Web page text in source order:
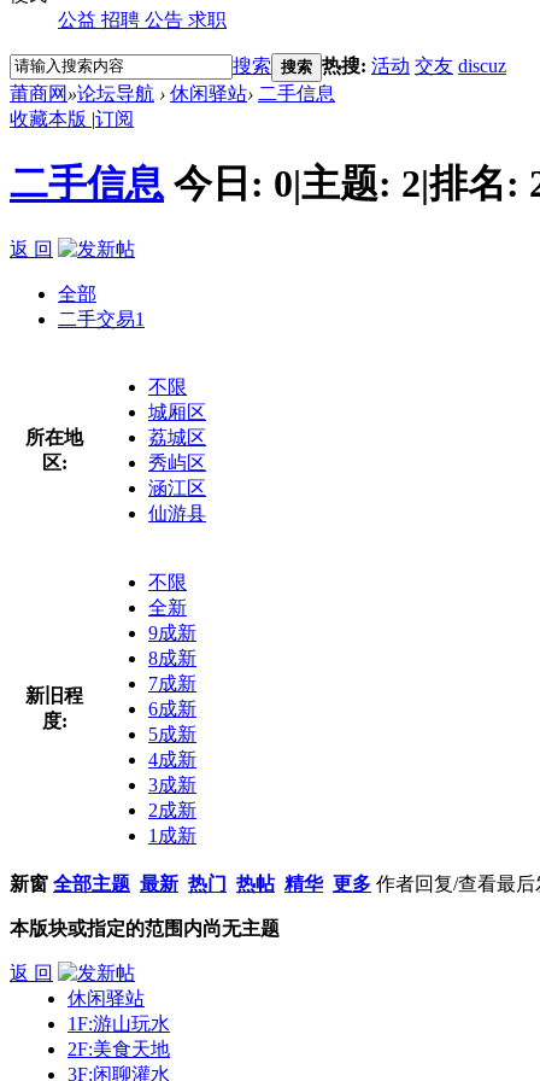
公益 招聘 公告 求职
搜索 搜索 热搜: 活动 交友 discuz
莆商网 »论坛导航 › 休闲驿站› 二手信息
收藏本版 |订阅
二手信息 今日: 0|主题: 2|排名:
返 回
全部
二手交易1
所在地
区:
不限
城厢区
荔城区
秀屿区
涵江区
仙游县
新旧程
度:
不限
全新
9成新
8成新
7成新
6成新
5成新
4成新
3成新
2成新
1成新
新窗 全部主题 最新 热门 热帖 精华 更多 作者回复/查看最后
本版块或指定的范围内尚无主题
返 回
休闲驿站
1F:游山玩水
2F:美食天地
3F:闲聊灌水